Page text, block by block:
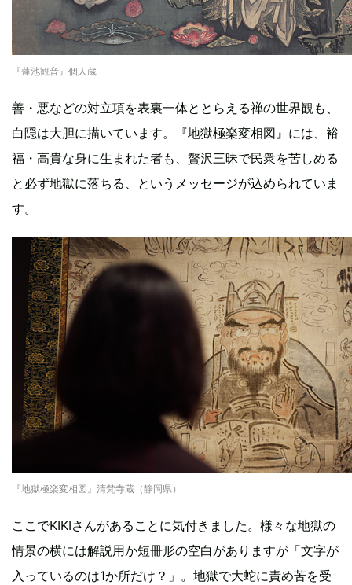
『蓮池観音』個人蔵
善・悪などの対立項を表裏一体ととらえる禅の世界観も、
白隠は大胆に描いています。『地獄極楽変相図』には、裕
福・高貴な身に生まれた者も、贅沢三昧で民衆を苦しめる
と必ず地獄に落ちる、というメッセージが込められていま
す。
『地獄極楽変相図』清梵寺蔵（静岡県）
ここでKIKIさんがあることに気付きました。様々な地獄の
情景の横には解説用か短冊形の空白がありますが「文字が
入っているのは1か所だけ？」。地獄で大蛇に責め苦を受